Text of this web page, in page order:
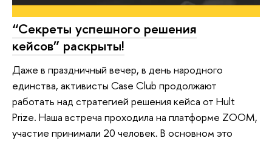
“Секреты успешного решения
кейсов” раскрыты!
Даже в праздничный вечер, в день народного
единства, активисты Case Club продолжают
работать над стратегией решения кейса от Hult
Prize. Наша встреча проходила на платформе ZOOM,
участие принимали 20 человек. В основном это